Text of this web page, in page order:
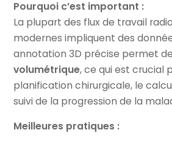
Pourquoi c’est important :
La plupart des flux de travail
modernes impliquent des
annotation 3D précise permet de
volumétrique, ce qui est crucial
planification chirurgicale, le
suivi de la progression de la
Meilleures pratiques :